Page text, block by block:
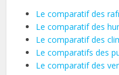
Le comparatif des
Le comparatif des
Le comparatif des
Le comparatifs des
Le comparatif des